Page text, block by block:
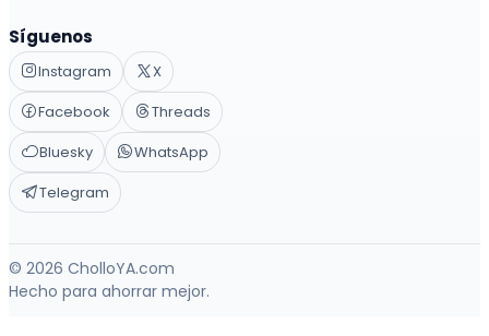
Síguenos
Instagram
X
Facebook
Threads
Bluesky
WhatsApp
Telegram
© 2026 CholloYA.com
Hecho para ahorrar mejor.